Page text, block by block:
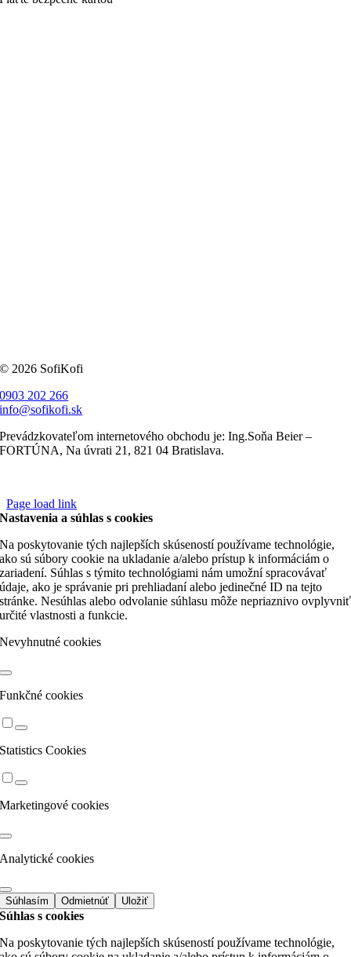
© 2026 SofiKofi
0903 202 266
info@sofikofi.sk
Prevádzkovateľom internetového obchodu je: Ing.Soňa Beier –
FORTÚNA, Na úvrati 21, 821 04 Bratislava.
Page load link
Nastavenia a súhlas s cookies
Na poskytovanie tých najlepších skúseností používame technológie,
ako sú súbory cookie na ukladanie a/alebo prístup k informáciám o
zariadení. Súhlas s týmito technológiami nám umožní spracovávať
údaje, ako je správanie pri prehliadaní alebo jedinečné ID na tejto
stránke. Nesúhlas alebo odvolanie súhlasu môže nepriaznivo ovplyvniť
určité vlastnosti a funkcie.
Nevyhnutné cookies
Funkčné cookies
Statistics Cookies
Marketingové cookies
Analytické cookies
Súhlasím Odmietnúť Uložiť
Súhlas s cookies
Na poskytovanie tých najlepších skúseností používame technológie,